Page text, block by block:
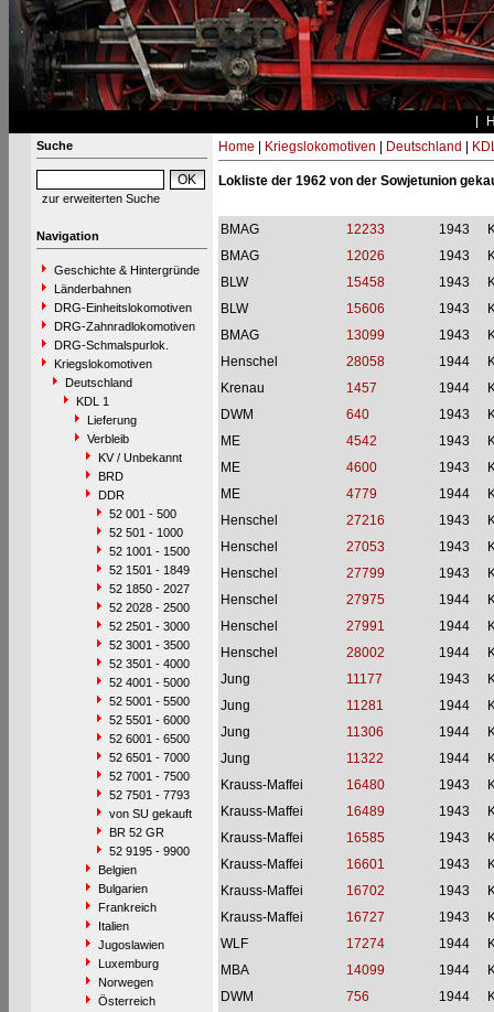
Suche
zur erweiterten Suche
Navigation
Geschichte & Hintergründe
Länderbahnen
DRG-Einheitslokomotiven
DRG-Zahnradlokomotiven
DRG-Schmalspurlok.
Kriegslokomotiven
Deutschland
KDL 1
Lieferung
Verbleib
KV / Unbekannt
BRD
DDR
52 001 - 500
52 501 - 1000
52 1001 - 1500
52 1501 - 1849
52 1850 - 2027
52 2028 - 2500
52 2501 - 3000
52 3001 - 3500
52 3501 - 4000
52 4001 - 5000
52 5001 - 5500
52 5501 - 6000
52 6001 - 6500
52 6501 - 7000
52 7001 - 7500
52 7501 - 7793
von SU gekauft
BR 52 GR
52 9195 - 9900
Belgien
Bulgarien
Frankreich
Italien
Jugoslawien
Luxemburg
Norwegen
Österreich
Home Kriegslokomotiven Deutschland
Lokliste der 1962 von der Sowjetunion
BMAG 12233 1943
BMAG
12026 1943
BLW
15458 1943
BLW
15606 1943
BMAG
13099 1943
Henschel
28058 1944
Krenau
1457 1944
DWM
640 1943
ME
4542 1943
ME
4600 1943
ME
4779 1944
Henschel
27216 1943
Henschel
27053 1943
Henschel
27799 1943
Henschel
27975 1944
Henschel
27991 1944
Henschel
28002 1944
Jung
11177 1943
Jung
11281 1944
Jung
11306 1944
Jung
11322 1944
Krauss-Maffei
16480 1943
Krauss-Maffei
16489 1943
Krauss-Maffei
16585 1943
Krauss-Maffei
16601 1943
Krauss-Maffei
16702 1943
Krauss-Maffei
16727 1943
WLF
17274 1944
MBA
14099 1944
DWM
756 1944